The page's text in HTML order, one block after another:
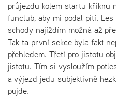
průjezdu kolem startu křiknu
funclub, aby mi podal pití.
schody najíždím možná až
Tak ta první sekce byla fakt
přehledem. Třetí pro jistotu
jistotu. Tím si vysloužím
a výjezd jedu subjektivně
pujde.